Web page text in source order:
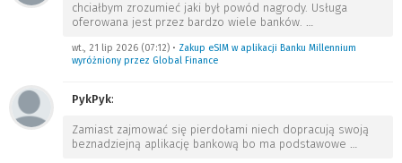
chciałbym zrozumieć jaki był powód nagrody. Usługa
oferowana jest przez bardzo wiele banków. …
wt., 21 lip 2026 (07:12) • Zakup eSIM w aplikacji Banku Millennium
wyróżniony przez Global Finance
PykPyk:
Zamiast zajmować się pierdołami niech dopracują swoją
beznadziejną aplikację bankową bo ma podstawowe …